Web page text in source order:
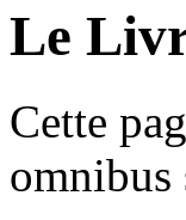
Le
Cette
omnibus